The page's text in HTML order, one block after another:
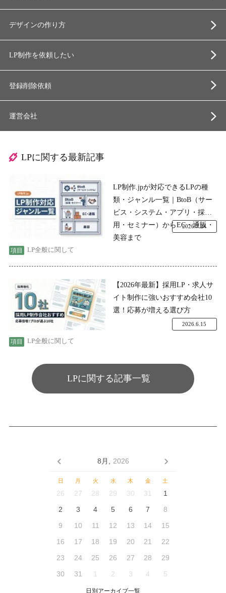
デザインの作り方
LP制作を依頼したい
登録削除依頼
運営会社
LPに関する最新記事
LP制作.jpが対応できるLPの種
類・ジャンル一覧｜BtoB（サー
ビス・システム・アプリ・採
用・セミナー）からEC・通販・
美容まで
LP全般に関して
2026.7.24
【2026年最新】採用LP・求人サ
イト制作に強いおすすめ会社10
選！応募が増える選び方
LP全般に関して
2026.6.15
LPに関する記事一覧
8月, 2026
日 月 火 水 木 金 土
26 27 28 29 30 31
1
2
3 4 5 6 7
8
9
10 11 12 13 14
15
16
17 18 19 20 21
22
23
24 25 26 27 28
29
30
31 1 2 3 4 5
日別アーカイブ一覧